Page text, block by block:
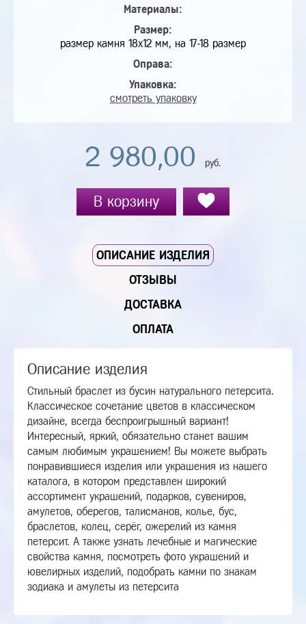
Материалы:
Размер:
размер камня 18х12 мм, на 17-18 размер
Оправа:
Упаковка:
смотреть упаковку
2 980,00 руб.
В корзину
ОПИСАНИЕ ИЗДЕЛИЯ
ОТЗЫВЫ
ДОСТАВКА
ОПЛАТА
Описание изделия
Стильный браслет из бусин натурального петерсита.
Классическое сочетание цветов в классическом
дизайне, всегда беспроигрышный вариант!
Интересный, яркий, обязательно станет вашим
самым любимым украшением! Вы можете выбрать
понравившиеся изделия или украшения из нашего
каталога, в котором представлен широкий
ассортимент украшений, подарков, сувениров,
амулетов, оберегов, талисманов, колье, бус,
браслетов, колец, серёг, ожерелий из камня
петерсит. А также узнать лечебные и магические
свойства камня, посмотреть фото украшений и
ювелирных изделий, подобрать камни по знакам
зодиака и амулеты из петерсита